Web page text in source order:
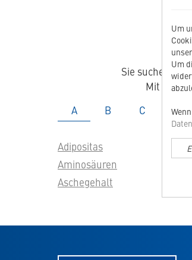
Sie suchen
Mit
Glossar
A Glossar
B Glossar
C D
Adipositas
Aminosäuren
Aschegehalt
Um
Um